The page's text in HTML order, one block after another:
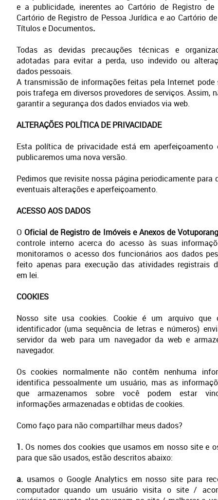
e a publicidade, inerentes ao Cartório de Registro de
Cartório de Registro de Pessoa Jurídica e ao Cartório
Títulos e Documentos.
Todas as devidas precauções técnicas e
adotadas para evitar a perda, uso indevido ou
dados pessoais.
A transmissão de informações feitas pela Internet pode
pois trafega em diversos provedores de serviços. Assim,
garantir a segurança dos dados enviados via web.
ALTERAÇÕES POLÍTICA DE PRIVACIDADE
Esta política de privacidade está em aperfeiçoamento
publicaremos uma nova versão.
Pedimos que revisite nossa página periodicamente para
eventuais alterações e aperfeiçoamento.
ACESSO AOS DADOS
OOficial de Registro de Imóveis e Anexos de
controle interno acerca do acesso às suas
monitoramos o acesso dos funcionários aos dados
feito apenas para execução das atividades registrais
em lei.
COOKIES
Nosso site usa cookies. Cookie é um arquivo que
identificador (uma sequência de letras e números)
servidor da web para um navegador da web e
navegador.
Os cookies normalmente não contêm nenhuma
identifica pessoalmente um usuário, mas as
que armazenamos sobre você podem estar
informações armazenadas e obtidas de cookies.
Como faço para não compartilhar meus dados?
1. Os nomes dos cookies que usamos em nosso site e
para que são usados, estão descritos abaixo:
a. usamos o Google Analytics em nosso site para
computador quando um usuário visita o site /